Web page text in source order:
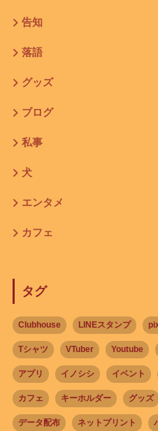
告知
落語
グッズ
ブログ
私事
犬
エンタメ
カフェ
タグ
Clubhouse LINEスタンプ
Tシャツ VTuber Youtube
アプリ イノシシ イベント
カフェ キーホルダー グッズ
データ配布 ネットプリント